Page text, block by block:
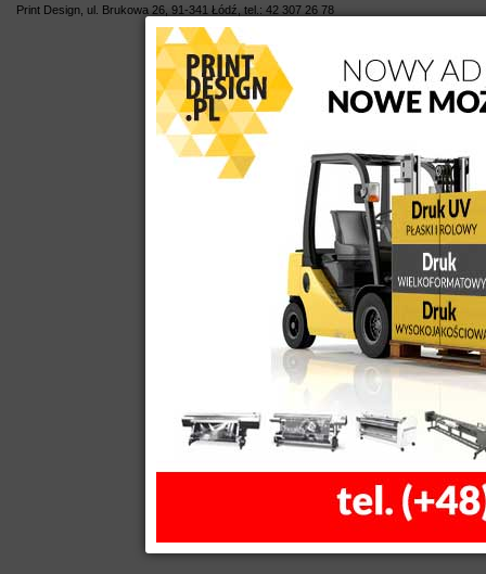
Print Design ul. Brukowa 26 91-341 Łódź tel.: 42 307 26 78